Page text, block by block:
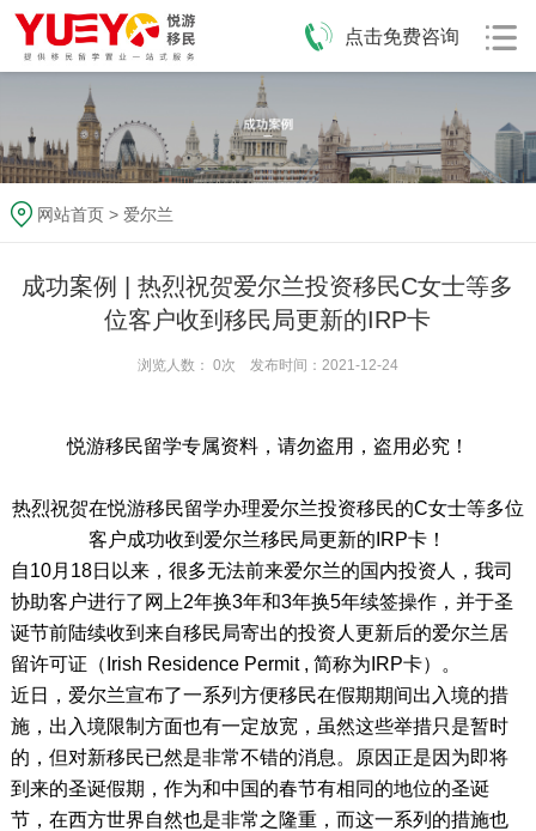
点击免费咨询
网站首页> 爱尔兰
成功案例 | 热烈祝贺爱尔兰投资移民C女士等多
位客户收到移民局更新的IRP卡
浏览人数： 0次 发布时间：2021-12-24
悦游移民留学专属资料，请勿盗用，盗用必究！
热烈祝贺在悦游移民留学办理爱尔兰投资移民的C女士等多位
客户成功收到爱尔兰移民局更新的IRP卡！
自10月18日以来，很多无法前来爱尔兰的国内投资人，我司
协助客户进行了网上2年换3年和3年换5年续签操作，并于圣
诞节前陆续收到来自移民局寄出的投资人更新后的爱尔兰居
留许可证（Irish Residence Permit , 简称为IRP卡）。
近日，爱尔兰宣布了一系列方便移民在假期期间出入境的措
施，出入境限制方面也有一定放宽，虽然这些举措只是暂时
的，但对新移民已然是非常不错的消息。原因正是因为即将
到来的圣诞假期，作为和中国的春节有相同的地位的圣诞
节，在西方世界自然也是非常之隆重，而这一系列的措施也